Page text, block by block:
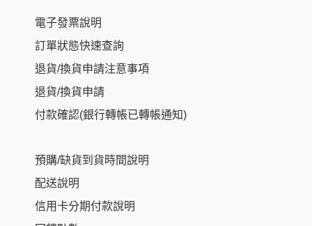
電子發票說明
訂單狀態快速查詢
退貨/換貨申請注意事項
退貨/換貨申請
付款確認(銀行轉帳已轉帳通知)
預購/缺貨到貨時間說明
配送說明
信用卡分期付款說明